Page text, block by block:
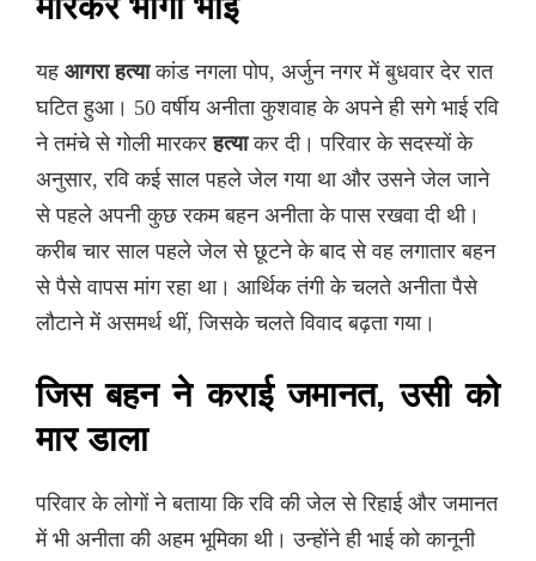
यह आगरा हत्याकांड नगला पोप, अर्जुन नगर में बुधवार देर रात
घटित हुआ। 50 वर्षीय अनीता कुशवाह के अपने ही सगे भाई रवि
ने तमंचे से गोली मारकरहत्याकर दी। परिवार के सदस्यों के
अनुसार, रवि कई साल पहले जेल गया था और उसने जेल जाने
से पहले अपनी कुछ रकम बहन अनीता के पास रखवा दी थी।
करीब चार साल पहले जेल से छूटने के बाद से वह लगातार बहन
से पैसे वापस मांग रहा था। आर्थिक तंगी के चलते अनीता पैसे
लौटाने में असमर्थ थीं, जिसके चलते विवाद बढ़ता गया।
जिस बहन ने कराई जमानत, उसी को
मार डाला
परिवार के लोगों ने बताया कि रवि की जेल से रिहाई और जमानत
में भी अनीता की अहम भूमिका थी। उन्होंने ही भाई को कानूनी